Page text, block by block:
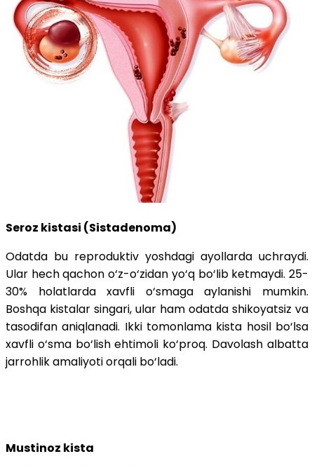
Seroz kistasi (Sistadenoma)
Odatda bu reproduktiv yoshdagi ayollarda uchraydi.
Ular hech qachon o‘z-o‘zidan yo‘q bo‘lib ketmaydi. 25-
30% holatlarda xavfli o‘smaga aylanishi mumkin.
Boshqa kistalar singari, ular ham odatda shikoyatsiz va
tasodifan aniqlanadi. Ikki tomonlama kista hosil bo‘lsa
xavfli o‘sma bo‘lish ehtimoli ko‘proq. Davolash albatta
jarrohlik amaliyoti orqali bo‘ladi.
Mustinoz kista